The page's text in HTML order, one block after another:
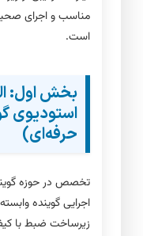
مناسب و اجرای
است.
بخش اول:
استودیوی
حرفه‌ای)
تخصص در حوزه
اجرایی گوینده
زیرساخت ضبط با